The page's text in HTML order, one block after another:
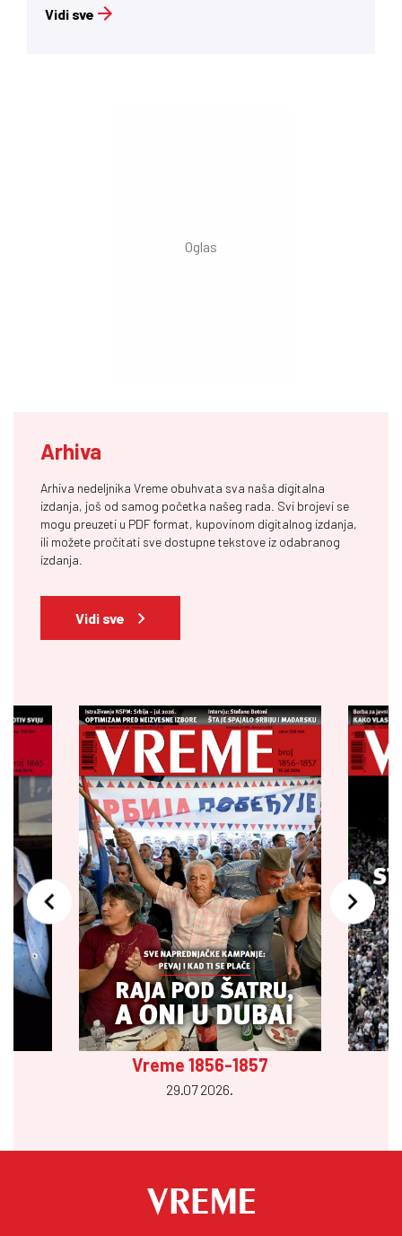
Vidi sve
Arhiva
Arhiva nedeljnika Vreme obuhvata sva naša digitalna
izdanja, još od samog početka našeg rada. Svi brojevi se
mogu preuzeti u PDF format, kupovinom digitalnog izdanja,
ili možete pročitati sve dostupne tekstove iz odabranog
izdanja.
Vidi sve
Vreme 1856-1857
29.07 2026.